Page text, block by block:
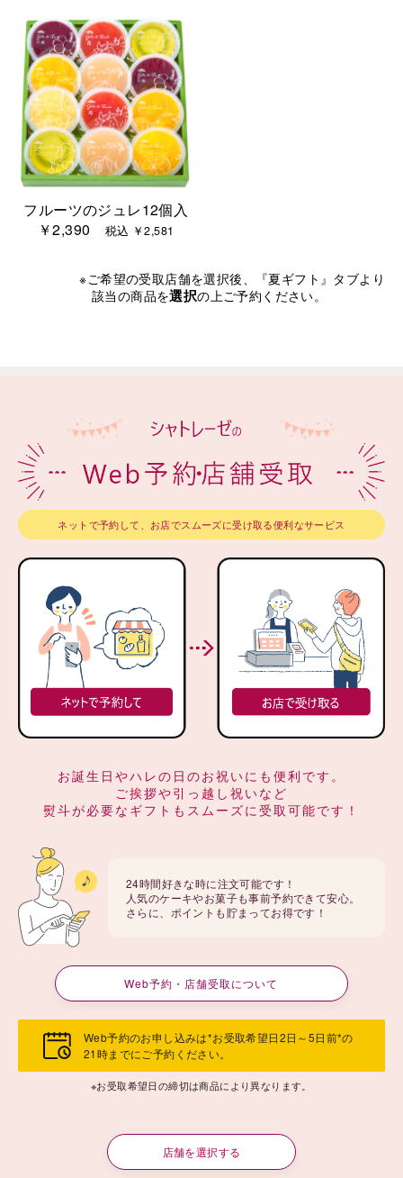
フルーツのジュレ12個入
￥2,390
税込 ￥2,581
※ご希望の受取店舗を選択後、『夏ギフト』タブより
該当の商品を選択の上ご予約ください。
ネットで予約して、お店でスムーズに受け取る便利なサービス
お誕生日やハレの日のお祝いにも便利です。
ご挨拶や引っ越し祝いなど
熨斗が必要なギフトもスムーズに受取可能です！
24時間好きな時に注文可能です！
人気のケーキやお菓子も事前予約できて安心。
さらに、ポイントも貯まってお得です！
Web予約・店舗受取について
Web予約のお申し込みは*お受取希望日2日～5日前*の
21時までにご予約ください。
※お受取希望日の締切は商品により異なります。
店舗を選択する